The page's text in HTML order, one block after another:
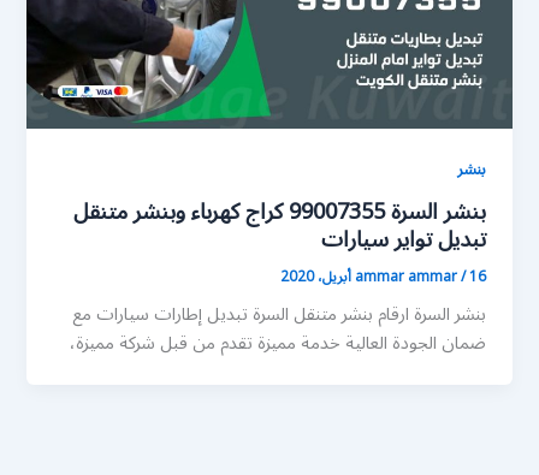
بنشر
بنشر السرة 99007355 كراج كهرباء وبنشر متنقل
تبديل تواير سيارات
ammar ammar/16 أبريل، 2020
بنشر السرة ارقام بنشر متنقل السرة تبديل إطارات سيارات مع
ضمان الجودة العالية خدمة مميزة تقدم من قبل شركة مميزة،